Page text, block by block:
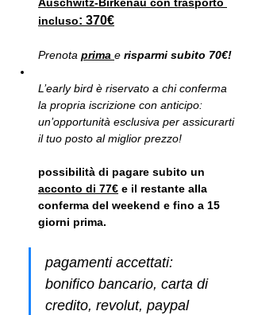
Auschwitz-Birkenau con trasporto
incluso: 370€
Prenota prima e risparmi subito 70€!
L’early bird è riservato a chi conferma
la propria iscrizione con anticipo:
un’opportunità esclusiva per assicurarti
il tuo posto al miglior prezzo!
possibilità di pagare subito un
acconto di 77€ e il restante alla
conferma del weekend e fino a 15
giorni prima.
pagamenti accettati:
bonifico bancario, carta di
credito, revolut, paypal